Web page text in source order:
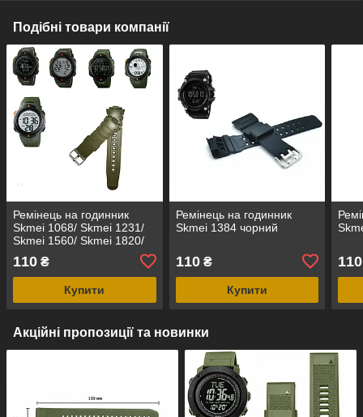
Подібні товари компанії
Ремінець на годинник
Skmei 1068/ Skmei 1231/
Skmei 1560/ Skmei 1820/
110 ₴
Купити
Ремінець на годинник
Skmei 1384 чорний
110₴
Купити
110
Акційні пропозиції та новинки